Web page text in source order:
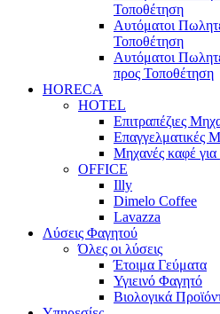
Τοποθέτηση
Αυτόματοι
Τοποθέτηση
Αυτόματοι
προς Τοποθέτηση
HORECA
HOTEL
Επιτραπέζιες
Επαγγελματικές
Μηχανές καφέ
OFFICE
Illy
Dimelo Coffee
Lavazza
Λύσεις Φαγητού
Όλες οι λύσεις
Έτοιμα Γεύματα
Υγιεινό Φαγητό
Βιολογικά